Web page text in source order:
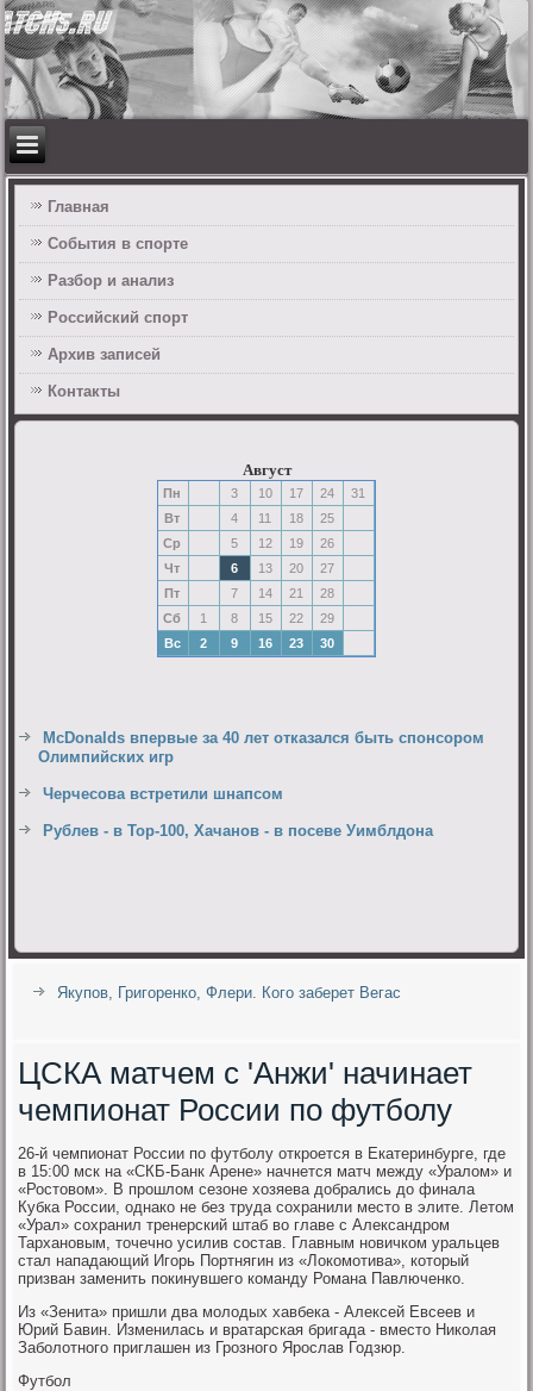
Главная
События в спорте
Разбор и анализ
Российский спорт
Архив записей
Контакты
Август
Пн 3 10 17 24
31
Вт
4 11 18
25
Ср
5 12 19
26
Чт
6 13 20
27
Пт
7 14 21
28
Сб
1 8 15 22
29
Вс
2 9 16 23 30
McDonalds впервые за 40 лет отказался быть спонсором
Олимпийских игр
Черчесова встретили шнапсом
Рублев - в Top-100, Хачанов - в посеве Уимблдона
Якупов, Григоренко, Флери. Кого заберет Вегас
ЦСКА матчем с 'Анжи' начинает
чемпионат России по футболу
26-й чемпионат России по футболу откроется в Екатеринбурге, где
в 15:00 мск на «СКБ-Банк Арене» начнется матч между «Уралом» и
«Ростовом». В прошлом сезоне хозяева добрались до финала
Кубка России, однако не без труда сохранили место в элите. Летом
«Урал» сохранил тренерский штаб во главе с Александром
Тархановым, точечно усилив состав. Главным новичком уральцев
стал нападающий Игорь Портнягин из «Локомотива», который
призван заменить покинувшего команду Романа Павлюченко.
Из «Зенита» пришли два молодых хавбека - Алексей Евсеев и
Юрий Бавин. Изменилась и вратарская бригада - вместо Николая
Заболотного приглашен из Грозного Ярослав Годзюр.
Футбол